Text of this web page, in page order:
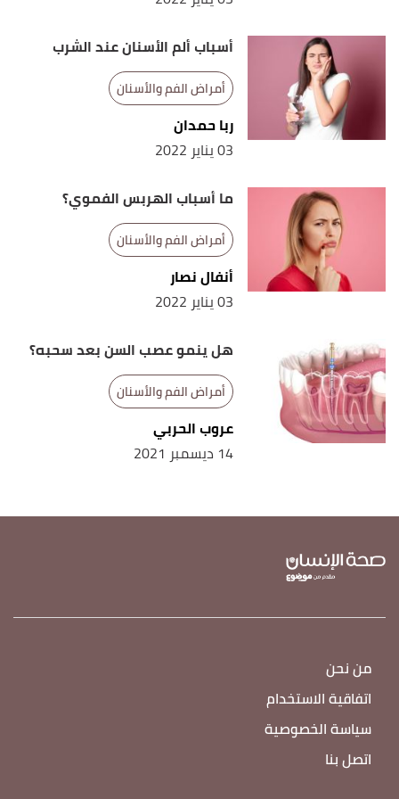
أسباب ألم الأسنان عند الشرب
أمراض الفم والأسنان
ربا حمدان
03 يناير 2022
ما أسباب الهربس الفموي؟
أمراض الفم والأسنان
أنفال نصار
03 يناير 2022
هل ينمو عصب السن بعد سحبه؟
أمراض الفم والأسنان
عروب الحربي
14 ديسمبر 2021
من نحن
اتفاقية الاستخدام
سياسة الخصوصية
اتصل بنا